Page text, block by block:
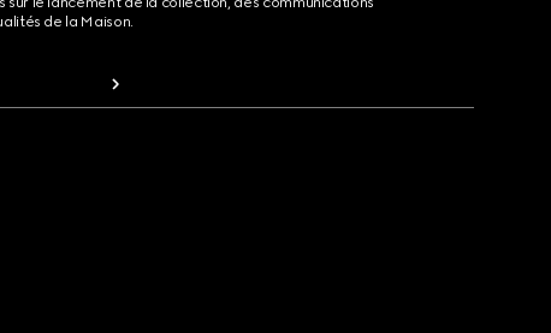
de la Maison.